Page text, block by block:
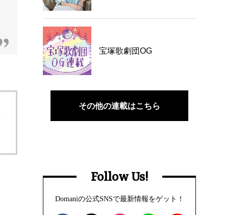
宝塚歌劇団OG
その他の連載はこちら
Follow Us!
Domaniの公式SNSで最新情報をゲット！